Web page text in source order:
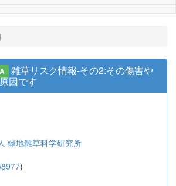
雑草リスク情報-その2:その傷害や
因です
緑地雑草科学研究所
)